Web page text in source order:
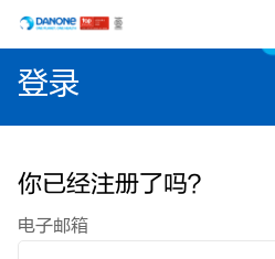
登录
你已经注册了吗？
登录：用户与密码
电子邮箱